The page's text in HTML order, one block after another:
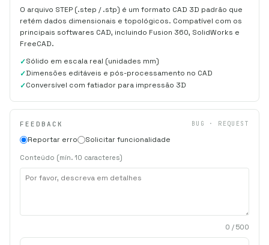
O arquivo STEP (.step / .stp) é um formato CAD 3D padrão que
retém dados dimensionais e topológicos. Compatível com os
principais softwares CAD, incluindo Fusion 360, SolidWorks e
FreeCAD.
Sólido em escala real (unidades mm)
Dimensões editáveis e pós-processamento no CAD
Conversível com fatiador para impressão 3D
FEEDBACK BUG · REQUEST
Reportar erro Solicitar funcionalidade
Conteúdo (mín. 10 caracteres)
0 / 500